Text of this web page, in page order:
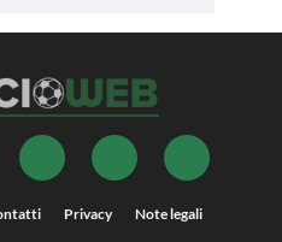
Privacy Note legali